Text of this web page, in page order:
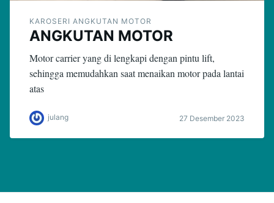
KAROSERI ANGKUTAN MOTOR
ANGKUTAN MOTOR
Motor carrier yang di lengkapi dengan pintu lift,
sehingga memudahkan saat menaikan motor pada lantai
atas
julang 27 Desember 2023